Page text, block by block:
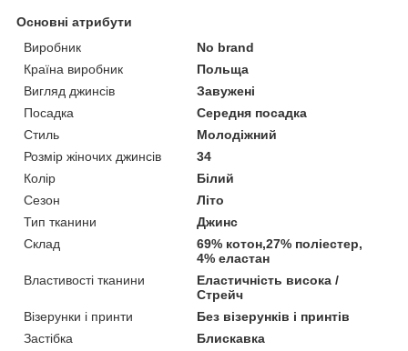
Основні атрибути
Виробник
No brand
Країна виробник
Польща
Вигляд джинсів
Завужені
Посадка
Середня посадка
Стиль
Молодіжний
Розмір жіночих джинсів
34
Колір
Білий
Сезон
Літо
Тип тканини
Джинс
Склад
69% котон,27% поліестер,
4% еластан
Властивості тканини
Еластичність висока /
Стрейч
Візерунки і принти
Без візерунків і принтів
Застібка
Блискавка